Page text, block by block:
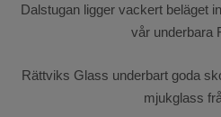
Dalstugan ligger vackert beläget
vår underbara
Rättviks Glass underbart goda
mjukglass